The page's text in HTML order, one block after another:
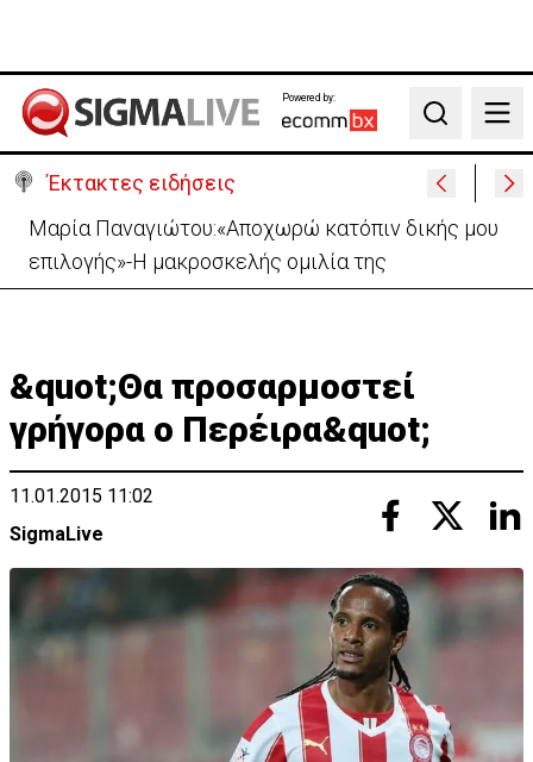
Powered by:
Search
Έκτακτες ειδήσεις
Μαρία Παναγιώτου:«Αποχωρώ κατόπιν δικής μου
επιλογής»-Η μακροσκελής ομιλία της
&quot;Θα προσαρμοστεί
γρήγορα ο Περέιρα&quot;
11.01.2015 11:02
SigmaLive